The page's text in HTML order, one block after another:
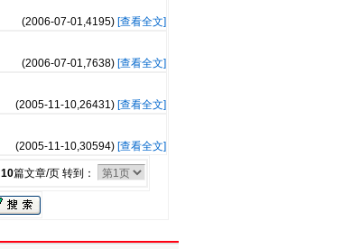
(2006-07-01,4195) [查看全文]
(2006-07-01,7638) [查看全文]
(2005-11-10,26431) [查看全文]
(2005-11-10,30594) [查看全文]
10篇文章/页 转到：